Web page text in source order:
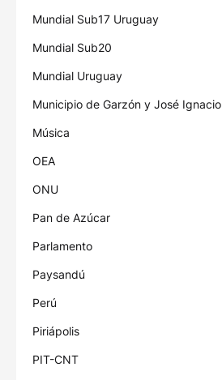
Mundial Sub17 Uruguay
Mundial Sub20
Mundial Uruguay
Municipio de Garzón y José Ignacio
Música
OEA
ONU
Pan de Azúcar
Parlamento
Paysandú
Perú
Piriápolis
PIT-CNT